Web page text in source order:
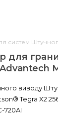
систем
для
виводу
Tegra X2
720AI